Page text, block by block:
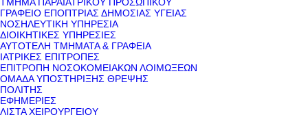
ΓΡΑΦΕΙΟ ΕΠΟΠΤΡΙΑΣ ΔΗΜΟΣΙΑΣ ΥΓΕΙΑΣ
ΝΟΣΗΛΕΥΤΙΚΗ ΥΠΗΡΕΣΙΑ
ΔΙΟΙΚΗΤΙΚΕΣ ΥΠΗΡΕΣΙΕΣ
ΑΥΤΟΤΕΛΗ ΤΜΗΜΑΤΑ & ΓΡΑΦΕΙΑ
ΙΑΤΡΙΚΕΣ ΕΠΙΤΡΟΠΕΣ
ΕΠΙΤΡΟΠΗ ΝΟΣΟΚΟΜΕΙΑΚΩΝ ΛΟΙΜΩΞΕΩΝ
ΟΜΑΔΑ ΥΠΟΣΤΗΡΙΞΗΣ ΘΡΕΨΗΣ
ΠΟΛΙΤΗΣ
ΕΦΗΜΕΡΙΕΣ
ΛΙΣΤΑ ΧΕΙΡΟΥΡΓΕΙΟΥ